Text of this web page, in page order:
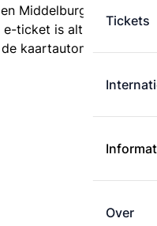
Tickets
Over
Middelburg. Deze
ticket is altijd
kaartautomaat.